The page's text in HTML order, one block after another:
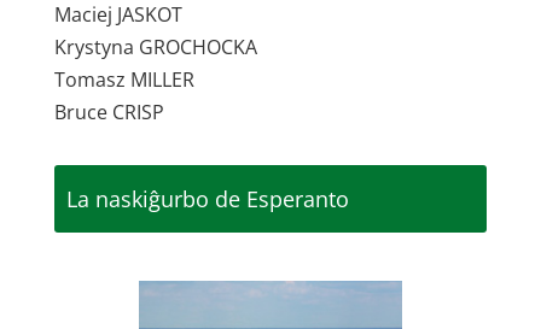
Maciej JASKOT
Krystyna GROCHOCKA
Tomasz MILLER
Bruce CRISP
La naskiĝurbo de Esperanto